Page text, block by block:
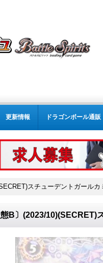
更新情報 ドラゴンボール通販
スチューデントガールカ
B〕(2023/10)(SECRET)